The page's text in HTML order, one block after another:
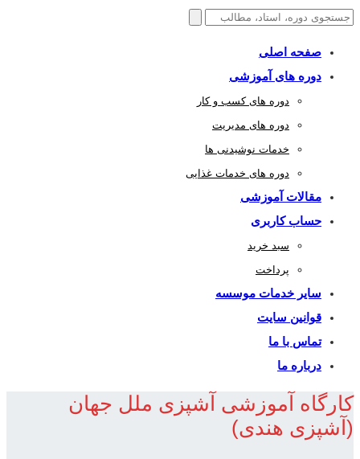
صفحه اصلی
دوره های آموزشی
دوره های کسب و کار
دوره های مدیریت
خدمات نوشیدنی ها
دوره های خدمات غذایی
مقالات آموزشی
حساب کاربری
سبد خرید
پرداخت
سایر خدمات موسسه
قوانین سایت
تماس با ما
درباره ما
کارگاه آموزشی آشپزی ملل جهان
(آشپزی هندی)